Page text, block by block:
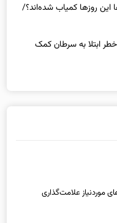
این روزها کمیاب شده‌اند؟/
ابتلا به سرطان کمک
موردنیاز علامت‌گذاری